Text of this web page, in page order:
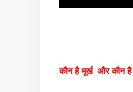
कौन है मूर्ख और कौन है